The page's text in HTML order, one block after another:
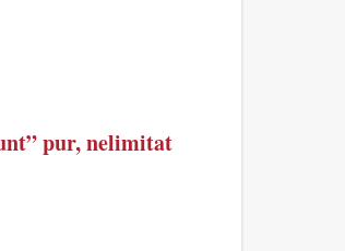
pur, nelimitat